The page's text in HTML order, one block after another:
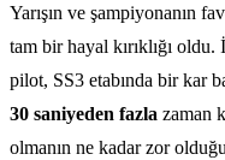
Yarışın ve şampiyonanın
tam bir hayal kırıklığı
pilot, SS3 etabında bir kar
30 saniyeden fazla zaman
olmanın ne kadar zor